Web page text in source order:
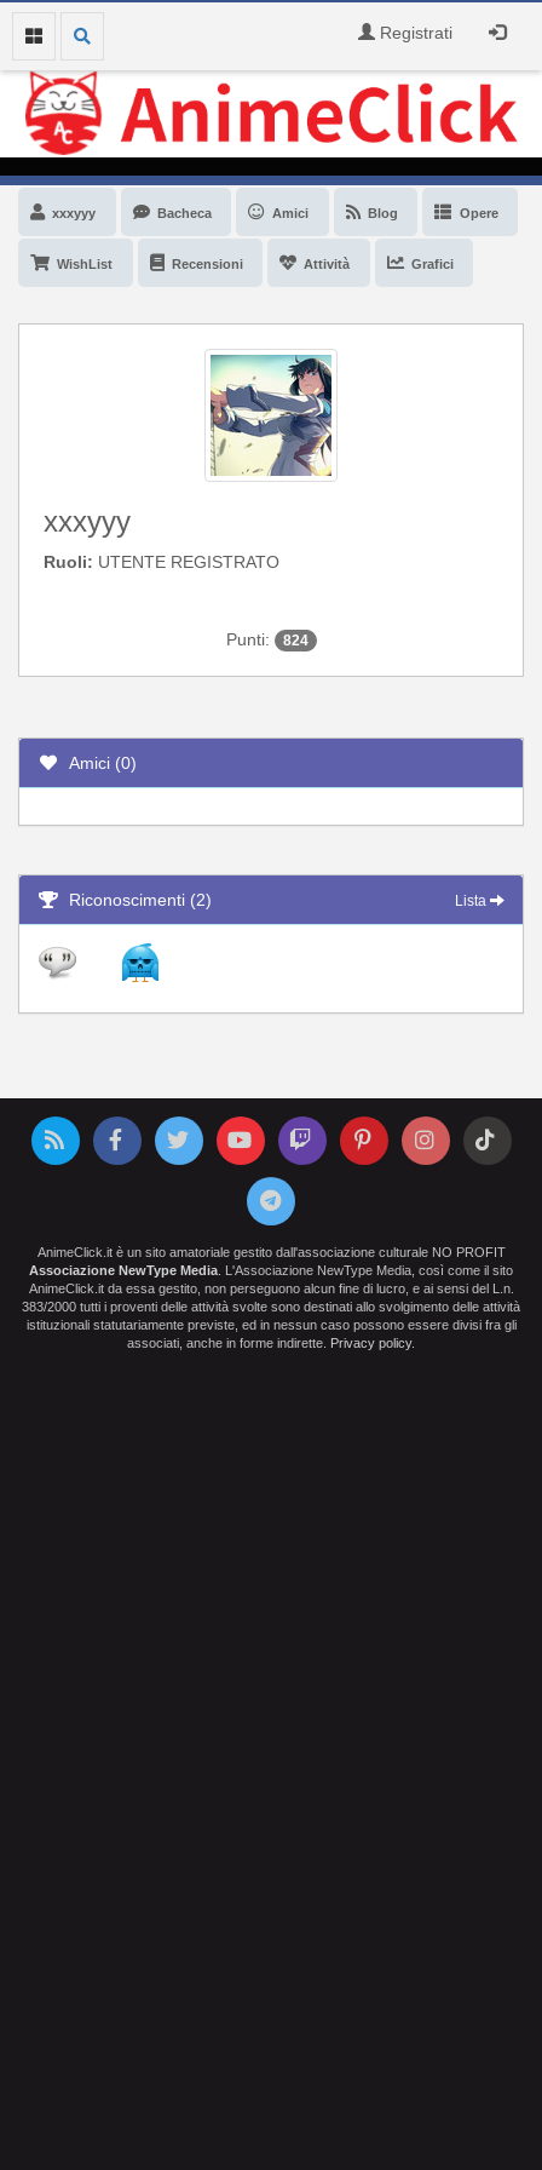
Registrati
xxxyyy Bacheca Amici Blog Opere
WishList Recensioni Attività Grafici
xxxyyy
Ruoli: UTENTE REGISTRATO
Punti: 824
Amici (0)
Riconoscimenti (2) Lista
AnimeClick.it è un sito amatoriale gestito dall'associazione culturale NO PROFIT
Associazione NewType Media . L'Associazione NewType Media, così come il sito
AnimeClick.it da essa gestito, non perseguono alcun fine di lucro, e ai sensi del L.n.
383/2000 tutti i proventi delle attività svolte sono destinati allo svolgimento delle attività
istituzionali statutariamente previste, ed in nessun caso possono essere divisi fra gli
associati, anche in forme indirette. Privacy policy.